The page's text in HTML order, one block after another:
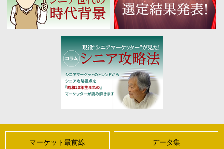
マーケット最前線 データ集